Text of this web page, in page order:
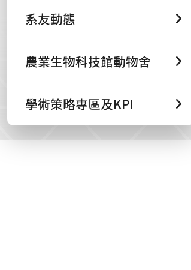
系友動態
農業生物科技館動物舍
學術策略專區及KPI